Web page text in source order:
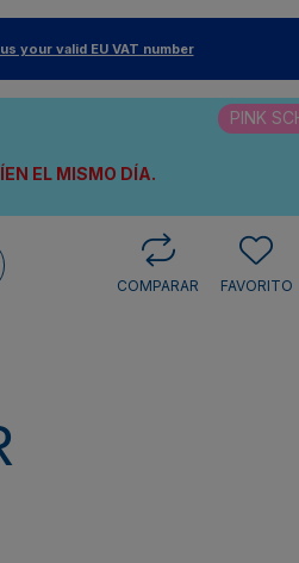
your valid EU VAT number
EL MISMO DÍA.
PINK
COMPARAR
FAVORITO